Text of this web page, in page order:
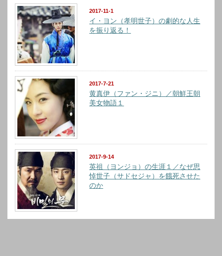
2017-11-1
イ・ヨン（孝明世子）の劇的な人生
を振り返る！
2017-7-21
黄真伊（ファン・ジニ）／朝鮮王朝
美女物語１
2017-9-14
英祖（ヨンジョ）の生涯１／なぜ思
悼世子（サドセジャ）を餓死させた
のか